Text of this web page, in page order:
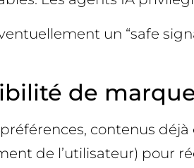
un “safe
de
contenus
de l’utilisateur) pour